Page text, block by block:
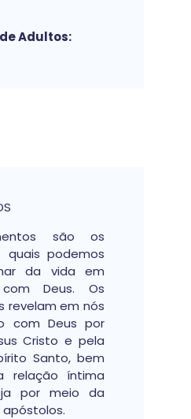
Adultos:
são os
quais podemos
da vida em
Deus. Os
revelam em nós
com Deus por
Cristo e pela
Santo, bem
relação íntima
por meio da